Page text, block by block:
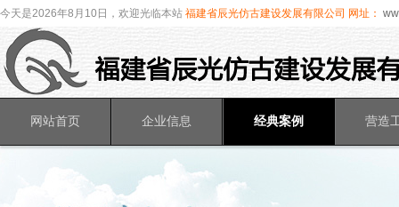
今天是2026年8月10日，欢迎光临本站 福建省辰光仿古建设发展有限公司 网址：
网站首页 企业信息 经典案例 营造